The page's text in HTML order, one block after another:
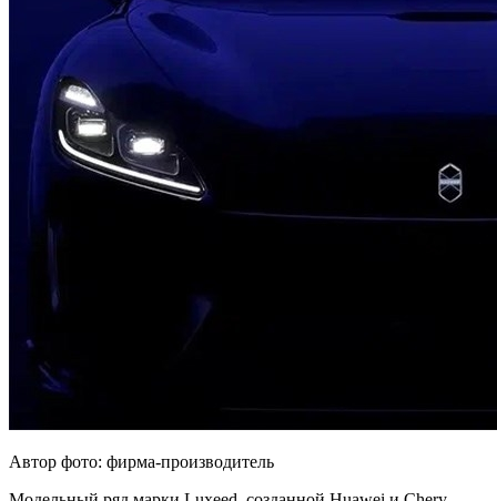
Автор фото: фирма-производитель